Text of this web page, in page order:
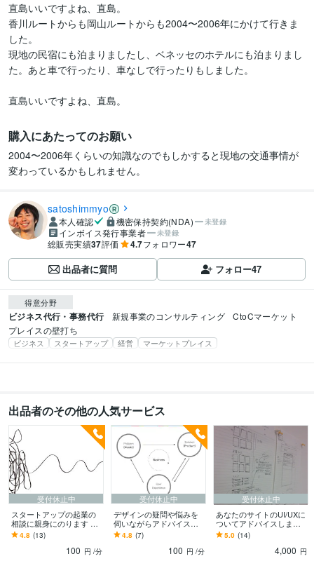
直島いいですよね、直島。
香川ルートからも岡山ルートからも2004〜2006年にかけて行きま
した。
現地の民宿にも泊まりましたし、ベネッセのホテルにも泊まりまし
た。あと車で行ったり、車なしで行ったりもしました。
直島いいですよね、直島。
購入にあたってのお願い
2004〜2006年くらいの知識なのでもしかすると現地の交通事情が
変わっているかもしれません。
satoshimmyo
本人確認 機密保持契約(NDA) 未登録
インボイス発行事業者 未登録
総販売実績37評価 4.7フォロワー47
出品者に質問 フォロー47
得意分野
ビジネス代行・事務代行 新規事業のコンサルティング
CtoCマーケット
プレイスの壁打ち
ビジネス スタートアップ 経営 マーケットプレイス
出品者のその他の人気サービス
受付休止中
スタートアップの起業の
相談に親身にのります ス
タートアップを立ち上げ
た経験から全般的にアド
4.8 (13)
100 円 /分
受付休止中
デザインの疑問や悩みを
伺いながらアドバイスし
ます 事業会社のデザイナ
ーにオススメです。
4.8 (7)
100 円 /分
受付休止中
あなたのサイトのUI/UXに
ついてアドバイスします
スタートアップのUIデザ
イナーとして実践的な改
5.0 (14)
4,000 円